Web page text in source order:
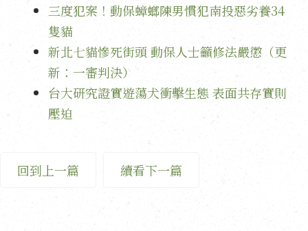
三度犯案！動保蟑螂陳男慣犯南投惡劣養34
隻貓
新北七貓慘死街頭 動保人士籲修法嚴懲（更
新：一審判決）
台大研究證實遊蕩犬衝擊生態 表面共存實則
壓迫
回到上一篇 續看下一篇